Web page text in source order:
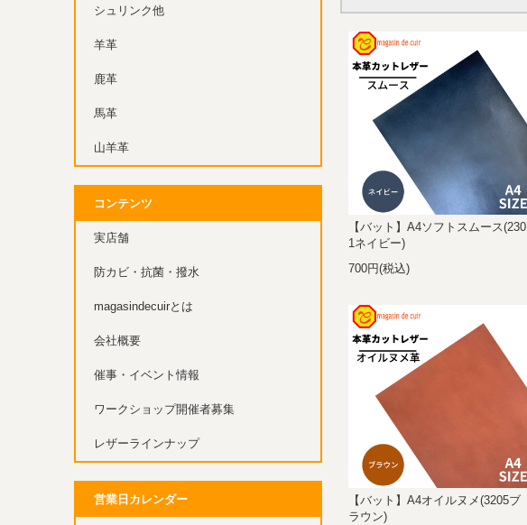
【バット】A4ソフトスムース(230
1ネイビー)
700円(税込)
【バット】A4オイルヌメ(3205ブ
ラウン)
シュリンク他
羊革
鹿革
馬革
山羊革
コンテンツ
実店舗
防カビ・抗菌・撥水
magasindecuirとは
会社概要
催事・イベント情報
ワークショップ開催者募集
レザーラインナップ
営業日カレンダー